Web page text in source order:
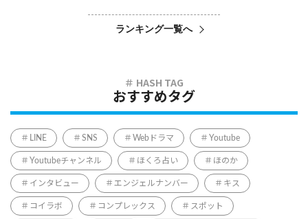
ランキング一覧へ
おすすめタグ
LINE SNS Webドラマ Youtube
Youtubeチャンネル ほくろ占い ほのか
インタビュー エンジェルナンバー キス
コイラボ コンプレックス スポット